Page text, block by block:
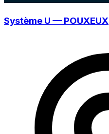
Système U — POUXEUX